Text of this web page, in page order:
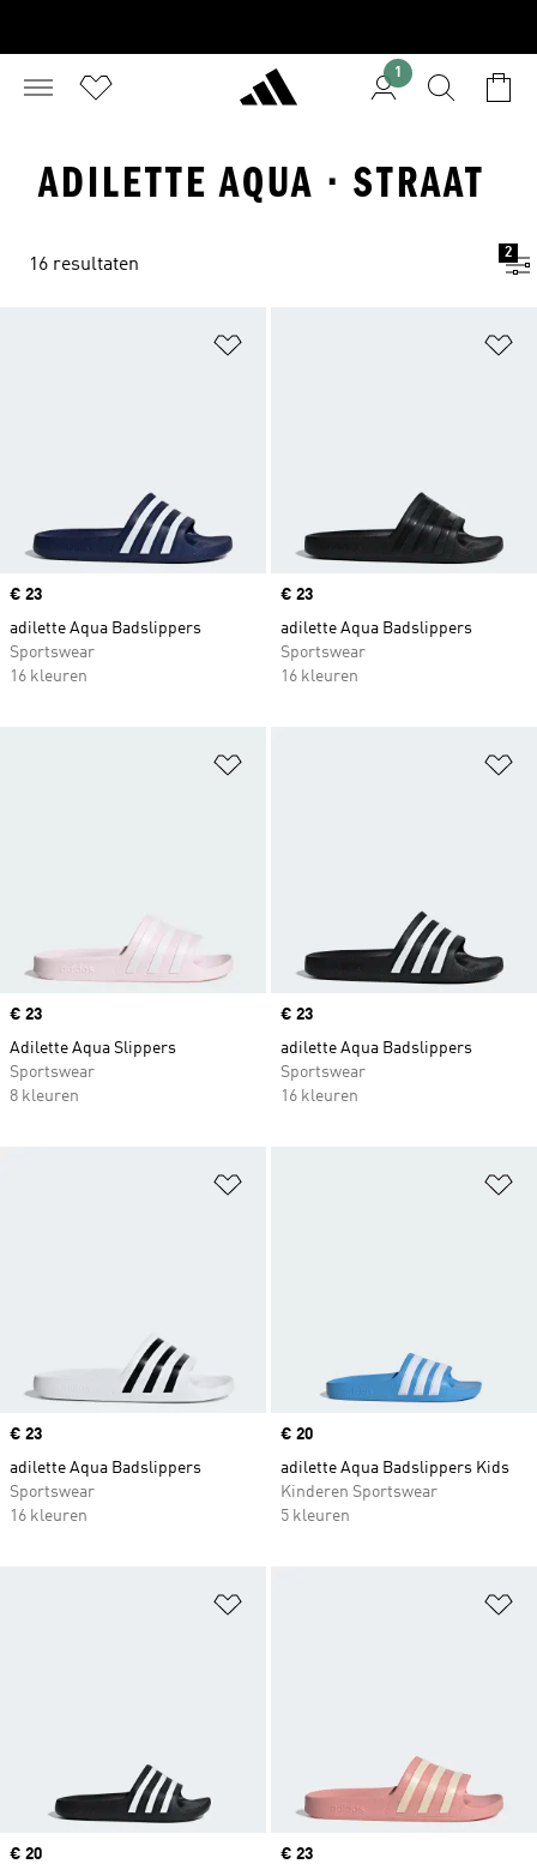
1
ADILETTE AQUA · STRAAT
16 resultaten
2
Price
€ 23
adilette Aqua Badslippers
Sportswear
16 kleuren
Price
€ 23
adilette Aqua Badslippers
Sportswear
16 kleuren
Price
€ 23
Adilette Aqua Slippers
Sportswear
8 kleuren
Price
€ 23
adilette Aqua Badslippers
Sportswear
16 kleuren
Price
€ 23
adilette Aqua Badslippers
Sportswear
16 kleuren
Price
€ 20
adilette Aqua Badslippers Kids
Kinderen Sportswear
5 kleuren
Price
€ 20
Price
€ 23